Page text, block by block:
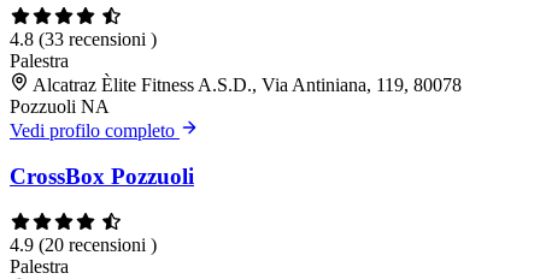
4.8 (33 recensioni )
Palestra
Alcatraz Èlite Fitness A.S.D., Via Antiniana, 119, 80078
Pozzuoli NA
Vedi profilo completo
CrossBox Pozzuoli
4.9 (20 recensioni )
Palestra